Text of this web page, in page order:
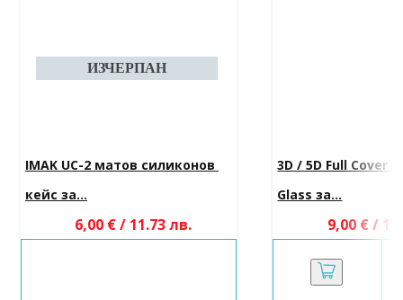
IMAK UC-2 матов силиконов
кейс за...
6,00 € / 11.73 лв.
3D / 5D Full Cover
Glass за...
9,00 € /